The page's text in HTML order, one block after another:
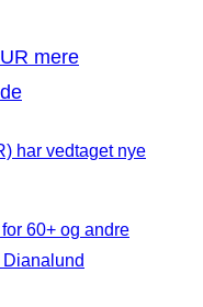
mere
har vedtaget nye